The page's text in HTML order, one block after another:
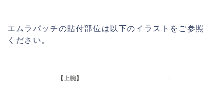
エムラパッチの貼付部位は以下のイラストをご参照
ください。